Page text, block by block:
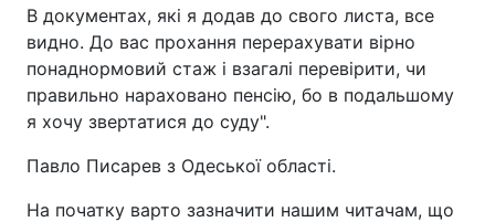
В документах, які я додав до свого листа, все
видно. До вас прохання перерахувати вірно
понаднормовий стаж і взагалі перевірити, чи
правильно нараховано пенсію, бо в подальшому
я хочу звертатися до суду".
Павло Писарев з Одеської області.
На початку варто зазначити нашим читачам, що